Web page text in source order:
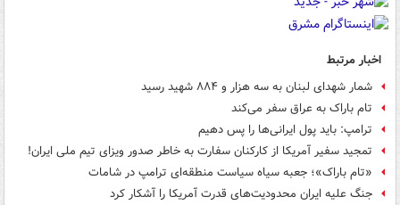
اخبار مرتبط
شمار شهدای لبنان به سه هزار و ۸۸۴ شهید رسید
تام باراک به عراق سفر می‌کند
ترامپ: باید پول ایرانی‌ها را پس دهیم
تمجید سفیر آمریکا از کارکنان سفارت به خاطر صدور ویزای تیم ملی ایران!
«تام باراک»؛ جعبه سیاه سیاست منطقه‌ای ترامپ در شامات
جنگ علیه ایران محدودیت‌های قدرت آمریکا را آشکار کرد